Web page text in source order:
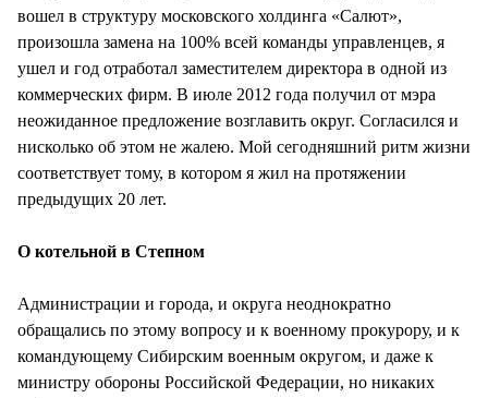
вошел в структуру московского холдинга «Салют»,
произошла замена на 100% всей команды управленцев, я
ушел и год отработал заместителем директора в одной из
коммерческих фирм. В июле 2012 года получил от мэра
неожиданное предложение возглавить округ. Согласился и
нисколько об этом не жалею. Мой сегодняшний ритм жизни
соответствует тому, в котором я жил на протяжении
предыдущих 20 лет.
О котельной в Степном
Администрации и города, и округа неоднократно
обращались по этому вопросу и к военному прокурору, и к
командующему Сибирским военным округом, и даже к
министру обороны Российской Федерации, но никаких